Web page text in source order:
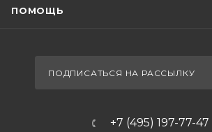
ПОМОЩЬ
ПОДПИСАТЬСЯ НА РАССЫЛКУ
+7 (495) 197-77-47